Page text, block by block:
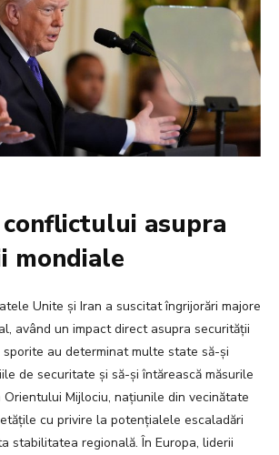
asupra
mondiale
Unite și Iran a suscitat îngrijorări majore
având un impact direct asupra securității
au determinat multe state să-și
de securitate și să-și întărească măsurile
Orientului Mijlociu, națiunile din vecinătate
cu privire la potențialele escaladări
stabilitatea regională. În Europa, liderii